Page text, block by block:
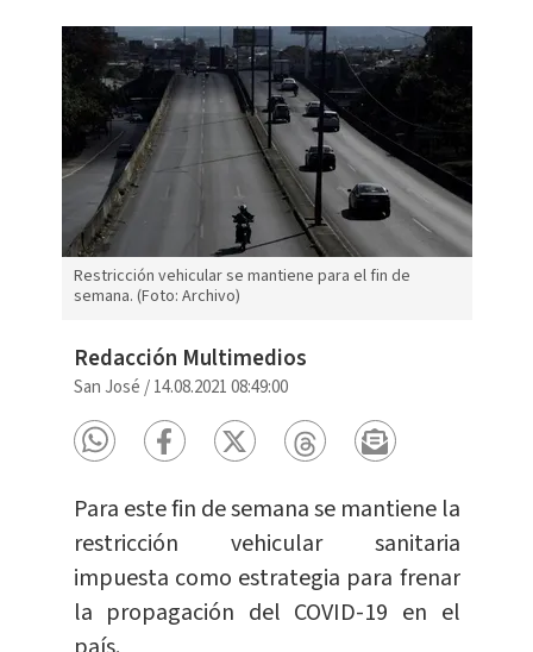
Restricción vehicular se mantiene para el fin de
semana. (Foto: Archivo)
Redacción Multimedios
San José /14.08.2021 08:49:00
Para este fin de semana se mantiene la
restricción vehicular sanitaria
impuesta como estrategia para frenar
la propagación del COVID-19 en el